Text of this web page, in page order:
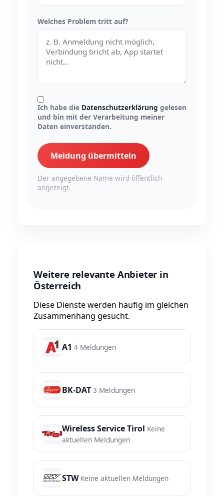
Welches Problem tritt auf?
Ich habe die Datenschutzerklärung gelesen
und bin mit der Verarbeitung meiner
Daten einverstanden.
Meldung übermitteln
Der angegebene Name wird öffentlich
angezeigt.
Weitere relevante Anbieter in
Österreich
Diese Dienste werden häufig im gleichen
Zusammenhang gesucht.
A1 4 Meldungen
BK-DAT 3 Meldungen
Wireless Service Tirol Keine
aktuellen Meldungen
STW Keine aktuellen Meldungen